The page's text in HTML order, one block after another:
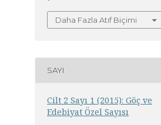
Daha Fazla Atıf Biçimi
SAYI
Cilt 2 Sayı 1 (2015): Göç ve
Edebiyat Özel Sayısı